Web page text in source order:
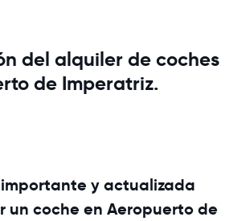
del alquiler de coches
de Imperatriz.
y actualizada
un coche en Aeropuerto de